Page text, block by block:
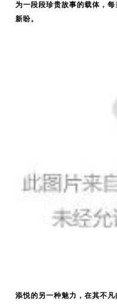
为一段段珍贵故事的载体，
新盼。
添悦的另一种魅力，在其不